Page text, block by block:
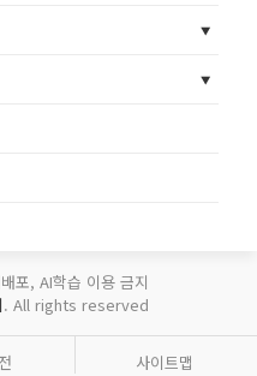
포, AI학습 이용 금지
. All rights reserved
사이트맵